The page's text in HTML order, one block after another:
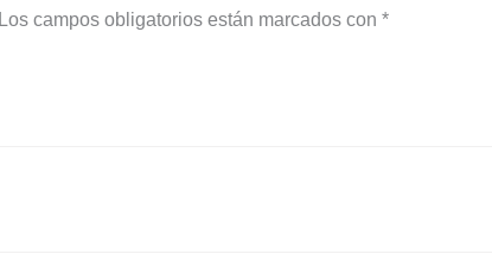
Los campos obligatorios están marcados con *